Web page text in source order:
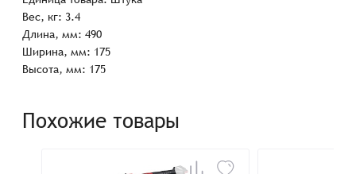
Вес, кг: 3.4
Длина, мм: 490
Ширина, мм: 175
Высота, мм: 175
Похожие товары